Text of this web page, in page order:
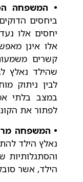
• המשפחה
ביחסים
יחסים אלו
אלו אינן
קשרים
שהילד נאלץ
לבין ניתוק
במצב בלתי
לפתור את
• המשפחה
נאלץ הילד
והסתגלותיות
הילד, אשר